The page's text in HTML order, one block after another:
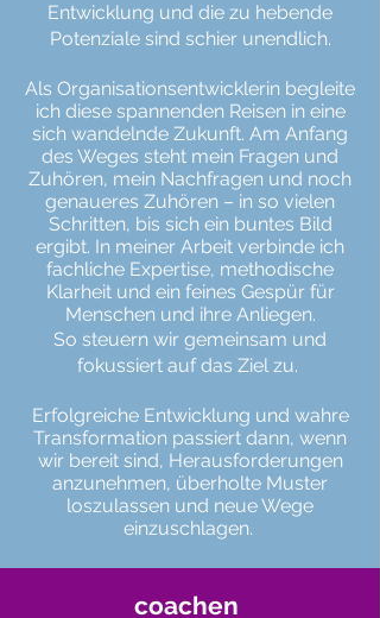
Entwicklung und die zu hebende
Potenziale sind schier unendlich.
Als Organisationsentwicklerin begleite
ich diese spannenden Reisen in eine
sich wandelnde Zukunft. Am Anfang
des Weges steht mein Fragen und
Zuhören, mein Nachfragen und noch
genaueres Zuhören – in so vielen
Schritten, bis sich ein buntes Bild
ergibt. In meiner Arbeit verbinde ich
fachliche Expertise, methodische
Klarheit und ein feines Gespür für
Menschen und ihre Anliegen.
So steuern wir gemeinsam und
fokussiert auf das Ziel zu.
Erfolgreiche Entwicklung und wahre
Transformation passiert dann, wenn
wir bereit sind, Herausforderungen
anzunehmen, überholte Muster
loszulassen und neue Wege
einzuschlagen.
coachen